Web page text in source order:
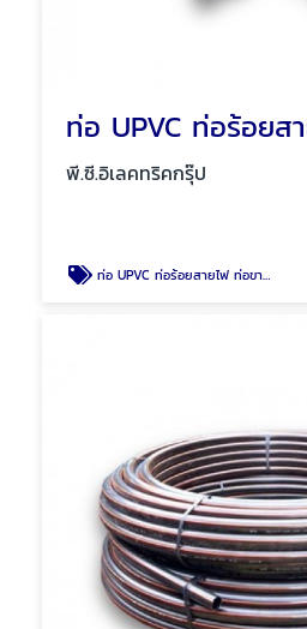
พี.ซี.อิเลคทริคกรุ๊ป
ท่อ UPVC ท่อร้อยสายไฟ ท่อขาว ท่อเหลือง พัทยา ชลบุรี